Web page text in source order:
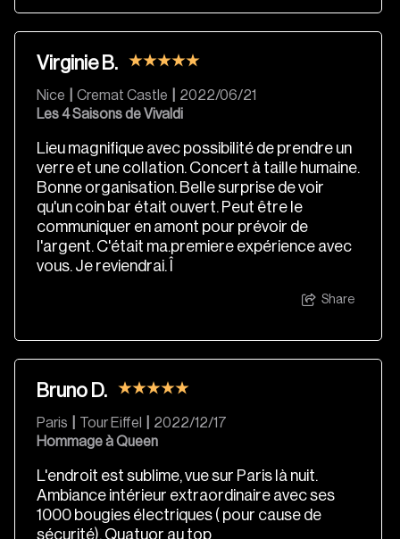
Virginie B.
Nice Cremat Castle
2022/06/21
Les 4 Saisons de Vivaldi
Lieu magnifique avec possibilité de prendre un
verre et une collation. Concert à taille humaine.
Bonne organisation. Belle surprise de voir
qu'un coin bar était ouvert. Peut être le
communiquer en amont pour prévoir de
l'argent. C'était ma.premiere expérience avec
vous. Je reviendrai. Î
Share
Bruno D.
Paris Tour Eiffel
2022/12/17
Hommage à Queen
L'endroit est sublime, vue sur Paris là nuit.
Ambiance intérieur extraordinaire avec ses
1000 bougies électriques ( pour cause de
sécurité). Quatuor au top